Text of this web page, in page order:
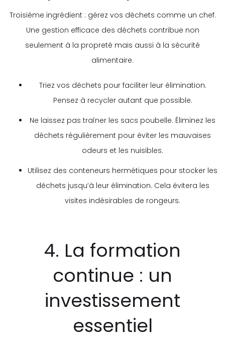
Troisième ingrédient : gérez vos déchets comme un chef.
Une gestion efficace des déchets contribue non
seulement à la propreté mais aussi à la sécurité
alimentaire.
Triez vos déchets pour faciliter leur élimination.
Pensez à recycler autant que possible.
Ne laissez pas traîner les sacs poubelle. Éliminez les
déchets régulièrement pour éviter les mauvaises
odeurs et les nuisibles.
Utilisez des conteneurs hermétiques pour stocker les
déchets jusqu’à leur élimination. Cela évitera les
visites indésirables de rongeurs.
4. La formation
continue : un
investissement
essentiel